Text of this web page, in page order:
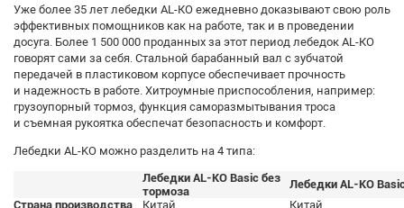
Уже более 35 лет лебедки АL-КО ежедневно доказывают свою роль
эффективных помощников как на работе, так и в проведении
досуга. Более 1 500 000 проданных за этот период лебедок АL-КО
говорят сами за себя. Стальной барабанный вал с зубчатой
передачей в пластиковом корпусе обеспечивает прочность
и надежность в работе. Хитроумные приспособления, например:
грузоупорный тормоз, функция саморазмытывания троса
и съемная рукоятка обеспечат безопасность и комфорт.
Лебедки AL-KO можно разделить на 4 типа:
Лебедки AL-KO Basic без
тормоза
Лебедки AL-KO
Страна производства
Китай
Китай